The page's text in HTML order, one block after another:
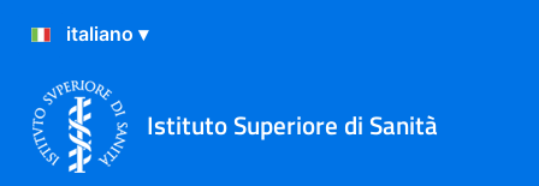
Istituto Superiore di Sanità